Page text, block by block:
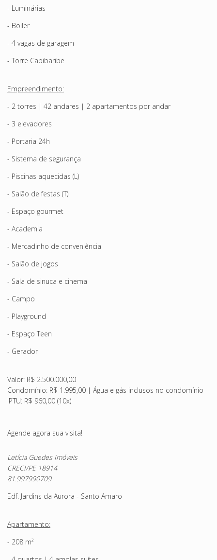
- Luminárias
- Boiler
- 4 vagas de garagem
- Torre Capibaribe
Empreendimento:
- 2 torres | 42 andares | 2 apartamentos por andar
- 3 elevadores
- Portaria 24h
- Sistema de segurança
- Piscinas aquecidas (L)
- Salão de festas (T)
- Espaço gourmet
- Academia
- Mercadinho de conveniência
- Salão de jogos
- Sala de sinuca e cinema
- Campo
- Playground
- Espaço Teen
- Gerador
Valor: R$ 2.500.000,00
Condomínio: R$ 1.995,00 | Água e gás inclusos no condomínio
IPTU: R$ 960,00 (10x)
Agende agora sua visita!
Letícia Guedes Imóveis
CRECI/PE 18914
81.997990709
Edf. Jardins da Aurora - Santo Amaro
Apartamento:
- 208 m²